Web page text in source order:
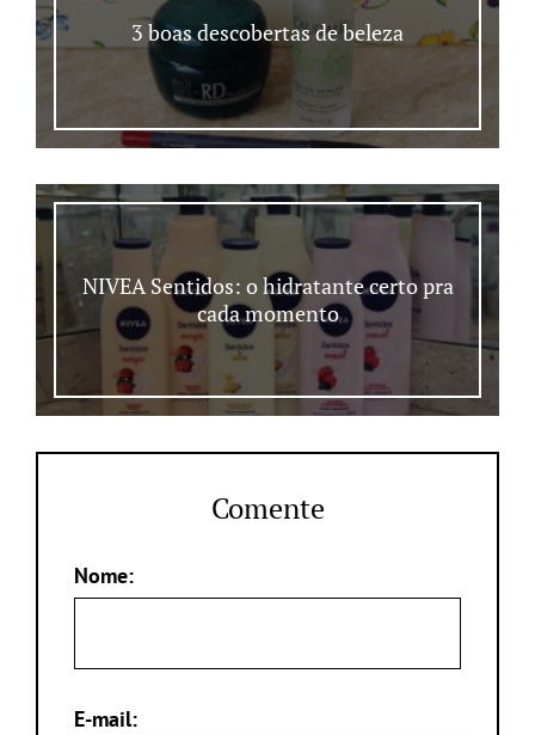
3 boas descobertas de beleza
NIVEA Sentidos: o hidratante certo pra
cada momento
Comente
Nome:
E-mail: